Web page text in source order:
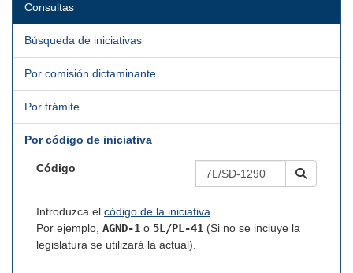
Consultas
Búsqueda de iniciativas
Por comisión dictaminante
Por trámite
Por código de iniciativa
Código
Introduzca el código de la iniciativa.
Por ejemplo, AGND-1 o 5L/PL-41 (Si no se incluye la
legislatura se utilizará la actual).